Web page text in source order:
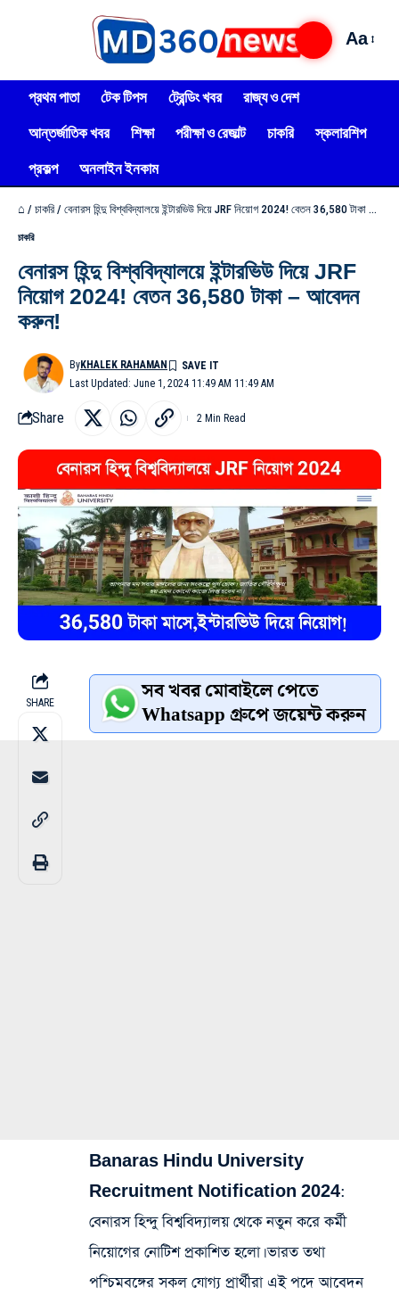
Aa
প্রথম পাতা টেক টিপস ট্রেন্ডিং খবর
রাজ্য ও দেশ
আন্তর্জাতিক খবর
শিক্ষা পরীক্ষা ও রেজাল্ট চাকরি
স্কলারশিপ
প্রকল্প
অনলাইন ইনকাম
⌂ / চাকরি / বেনারস হিন্দু বিশ্ববিদ্যালয়ে ইন্টারভিউ দিয়ে JRF নিয়োগ 2024! বেতন 36,580 টাকা – আবেদন করুন!
চাকরি
বেনারস হিন্দু বিশ্ববিদ্যালয়ে ইন্টারভিউ দিয়ে JRF
নিয়োগ 2024! বেতন 36,580 টাকা – আবেদন
করুন!
Last Updated: June 1, 2024 11:49 AM 11:49 AM
ByKHALEK RAHAMAN
Share 2 Min Read
SHARE সব খবর মোবাইলে পেতে
Whatsapp গ্রুপে জয়েন্ট করুন
Banaras Hindu University
Recruitment Notification 2024:
বেনারস হিন্দু বিশ্ববিদ্যালয় থেকে নতুন করে কর্মী
নিয়োগের নোটিশ প্রকাশিত হলো। ভারত তথা
পশ্চিমবঙ্গের সকল যোগ্য প্রার্থীরা এই পদে আবেদন